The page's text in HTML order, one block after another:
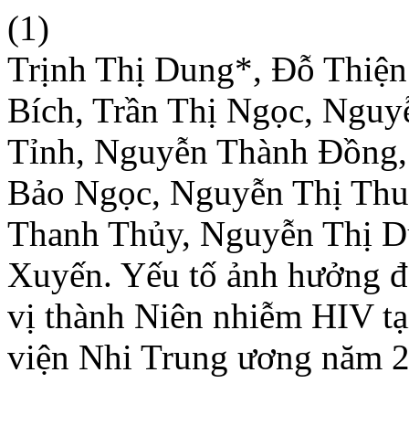
(1)
Trịnh Thị Dung*, Đỗ
Bích, Trần Thị Ngọc,
Tỉnh, Nguyễn Thành
Bảo Ngọc, Nguyễn Thị
Thanh Thủy, Nguyễn Thị
Xuyến. Yếu tố ảnh hưởng
vị thành Niên nhiễm HIV
viện Nhi Trung ương năm